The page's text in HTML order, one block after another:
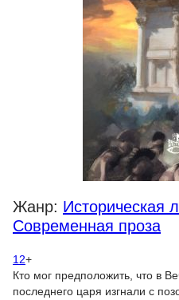
Жанр: Историческая
Современная проза
12+
Кто мог предположить, что в
последнего царя изгнали с